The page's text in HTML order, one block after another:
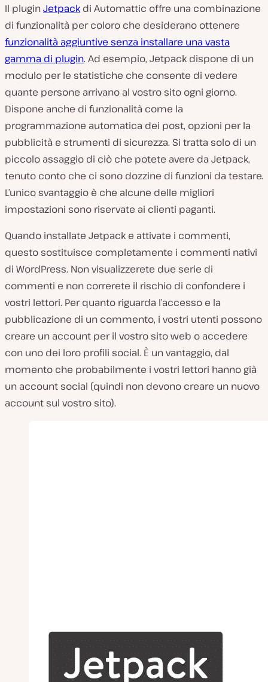
Il pluginJetpack di Automattic offre una combinazione
di funzionalità per coloro che desiderano ottenere
funzionalità aggiuntive senza installare una vasta
gamma di plugin. Ad esempio, Jetpack dispone di un
modulo per le statistiche che consente di vedere
quante persone arrivano al vostro sito ogni giorno.
Dispone anche di funzionalità come la
programmazione automatica dei post, opzioni per la
pubblicità e strumenti di sicurezza. Si tratta solo di un
piccolo assaggio di ciò che potete avere da Jetpack,
tenuto conto che ci sono dozzine di funzioni da testare.
L’unico svantaggio è che alcune delle migliori
impostazioni sono riservate ai clienti paganti.
Quando installate Jetpack e attivate i commenti,
questo sostituisce completamente i commenti nativi
di WordPress. Non visualizzerete due serie di
commenti e non correrete il rischio di confondere i
vostri lettori. Per quanto riguarda l’accesso e la
pubblicazione di un commento, i vostri utenti possono
creare un account per il vostro sito web o accedere
con uno dei loro profili social. È un vantaggio, dal
momento che probabilmente i vostri lettori hanno già
un account social (quindi non devono creare un nuovo
account sul vostro sito).